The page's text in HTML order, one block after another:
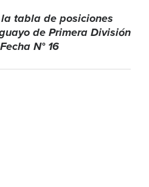
tabla de posiciones
de Primera División
N° 16